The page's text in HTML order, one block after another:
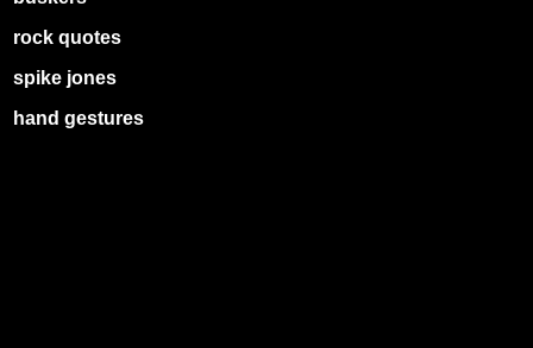
rock quotes
spike jones
hand gestures